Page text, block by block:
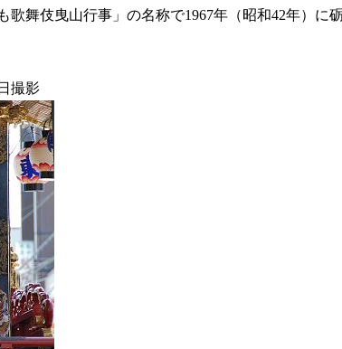
舞伎曳山行事」の名称で1967年（昭和42年）に
撮影